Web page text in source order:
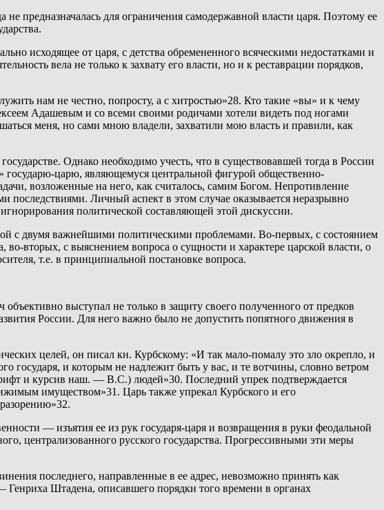
предназначалась для ограничения самодержавной власти царя. Поэтому ее
исходящее от царя, с детства обремененного всяческими недостатками и
вела не только к захвату его власти, но и к реставрации порядков,
нам не честно, попросту, а с хитростью»28. Кто такие «вы» и к чему
Адашевым и со всеми своими родичами хотели видеть под ногами
меня, но сами мною владели, захватили мою власть и правили, как
Однако необходимо учесть, что в существовавшей тогда в России
государю-царю, являющемуся центральной фигурой общественно-
возложенные на него, как считалось, самим Богом. Непротивление
последствиями. Личный аспект в этом случае оказывается неразрывно
политической составляющей этой дискуссии.
с двумя важнейшими политическими проблемами. Во-первых, с состоянием
во-вторых, с выяснением вопроса о сущности и характере царской власти, о
т.е. в принципиальной постановке вопроса.
выступал не только в защиту своего полученного от предков
России. Для него важно было не допустить попятного движения в
целей, он писал кн. Курбскому: «И так мало-помалу это зло окрепло, и
государя, и которым не надлежит быть у вас, и те вотчины, словно ветром
и курсив наш. — В.С.) людей»30. Последний упрек подтверждается
имуществом»31. Царь также упрекал Курбского и его
— изъятия ее из рук государя-царя и возвращения в руки феодальной
централизованного русского государства. Прогрессивными эти меры
последнего, направленные в ее адрес, невозможно принять как
Штадена, описавшего порядки того времени в органах